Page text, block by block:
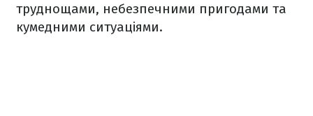
труднощами, небезпечними пригодами та
кумедними ситуаціями.